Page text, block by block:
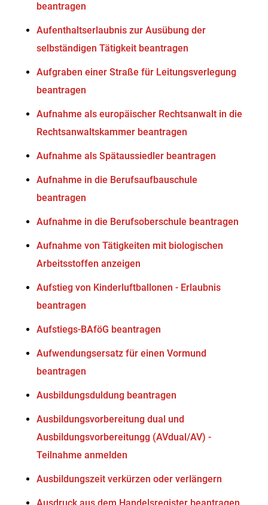
beantragen
Aufenthaltserlaubnis zur Ausübung der
selbständigen Tätigkeit beantragen
Aufgraben einer Straße für Leitungsverlegung
beantragen
Aufnahme als europäischer Rechtsanwalt in die
Rechtsanwaltskammer beantragen
Aufnahme als Spätaussiedler beantragen
Aufnahme in die Berufsaufbauschule
beantragen
Aufnahme in die Berufsoberschule beantragen
Aufnahme von Tätigkeiten mit biologischen
Arbeitsstoffen anzeigen
Aufstieg von Kinderluftballonen - Erlaubnis
beantragen
Aufstiegs-BAföG beantragen
Aufwendungsersatz für einen Vormund
beantragen
Ausbildungsduldung beantragen
Ausbildungsvorbereitung dual und
Ausbildungsvorbereitungg (AVdual/AV) -
Teilnahme anmelden
Ausbildungszeit verkürzen oder verlängern